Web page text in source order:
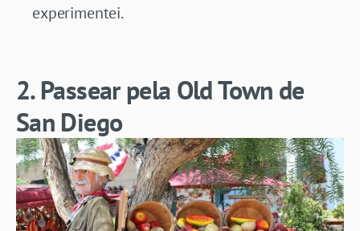
experimentei.
2. Passear pela Old Town de
San Diego